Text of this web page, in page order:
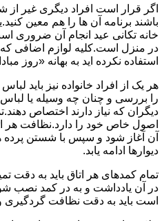
اگر قرار است افراد دیگری غیر از
باشند برنامه آن ها را هم معین
خانه تکانی عید انجام آن ضروری
در منزل است.کلیه لوازم اضافی
استفاده نکرده اید به بهانه «روز
هر یک از افراد خانواده نیز باید
را بررسی و چنان چه وسیله یا لباس
دیگران که نیاز دارند اختصاص
اصول خاص خود را دارد.نظافت هر
آن آغاز شود و سپس با شستن پرده
دیوارها ادامه یابد.
تمام کمدهای هر اتاق باید به دقت
در آن یادداشت و به در کمد نصب
است باید به دقت نظافت گردگیری